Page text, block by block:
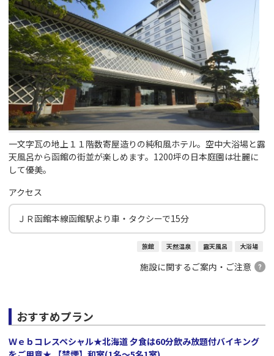
一文字瓦の地上１１階数寄屋造りの純和風ホテル。空中大浴場と露
天風呂から函館の街並が楽しめます。1200坪の日本庭園は壮麗に
して優美。
アクセス
ＪＲ函館本線函館駅より車・タクシーで15分
旅館 天然温泉 露天風呂 大浴場
施設に関するご案内・ご注意
おすすめプラン
Ｗｅｂコレスペシャル★北海道 夕食は60分飲み放題付バイキング